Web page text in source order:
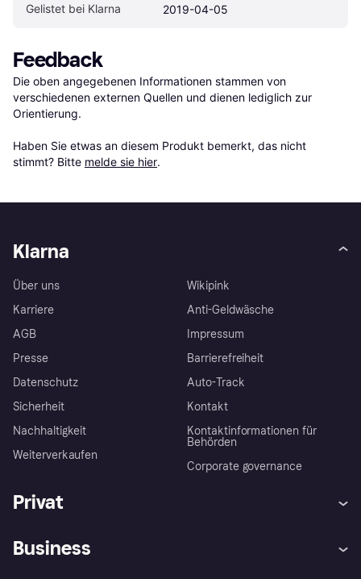
Gelistet bei Klarna 2019-04-05
Feedback
Die oben angegebenen Informationen stammen von
verschiedenen externen Quellen und dienen lediglich zur
Orientierung.
Haben Sie etwas an diesem Produkt bemerkt, das nicht
stimmt? Bitte melde sie hier.
Klarna
Über uns
Karriere
AGB
Presse
Datenschutz
Sicherheit
Nachhaltigkeit
Weiterverkaufen
Wikipink
Anti-Geldwäsche
Impressum
Barrierefreiheit
Auto-Track
Kontakt
Kontaktinformationen für
Behörden
Corporate governance
Privat
Business